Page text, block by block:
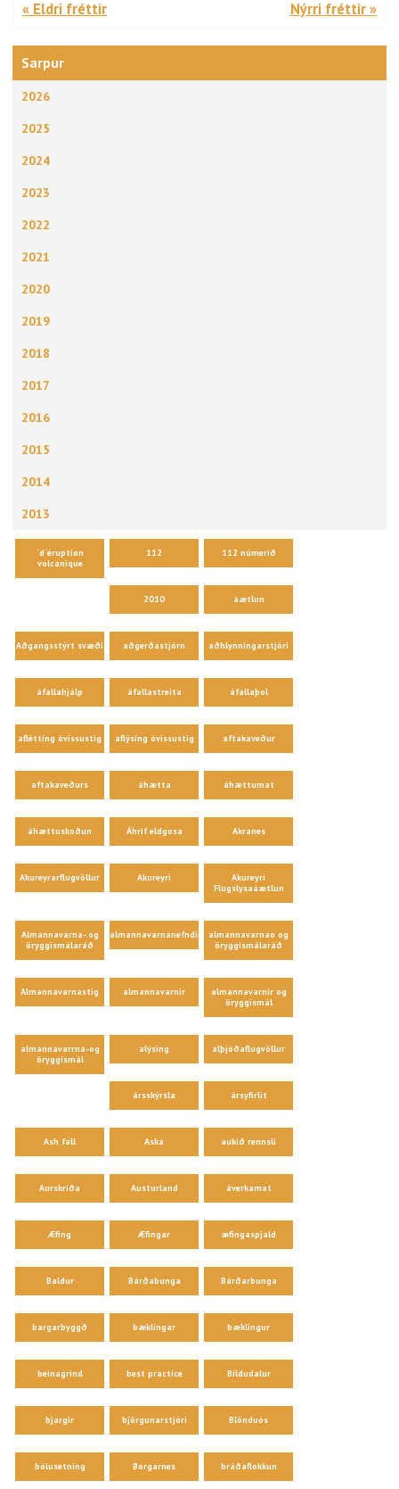
Sarpur
2026
2025
2024
2023
2022
2021
2020
2019
2018
2017
2016
2015
2014
2013
´d´éruption
volcanique
112 112 númerið
2010 áætlun
Aðgangsstýrt svæði aðgerðastjórn aðhlynningarstjóri
áfallahjálp áfallastreita áfallaþol
aflétting óvissustig aflýsing óvissustig aftakaveður
aftakaveðurs áhætta áhættumat
áhættuskoðun Áhrif eldgosa Akranes
Akureyrarflugvöllur Akureyri
Akureyri
Flugslysaáætlun
Almannavarna- og
öryggismálaráð
almannavarnanefndir
almannavarnao og
öryggismálaráð
Almannavarnastig almannavarnir
almannavarnir og
öryggismál
almannavarrna-og
öryggismál
alýsing alþjóðaflugvöllur
ársskýrsla ársyfirlit
Ash fall Aska aukið rennsli
Aurskriða Austurland áverkamat
Æfing Æfingar æfingaspjald
Baldur Bárðabunga Bárðarbunga
bargarbyggð bæklingar bæklingur
beinagrind best practice Bíldudalur
bjargir björgunarstjóri Blönduós
bólusetning Borgarnes bráðaflokkun
« Eldri fréttir Nýrri fréttir »